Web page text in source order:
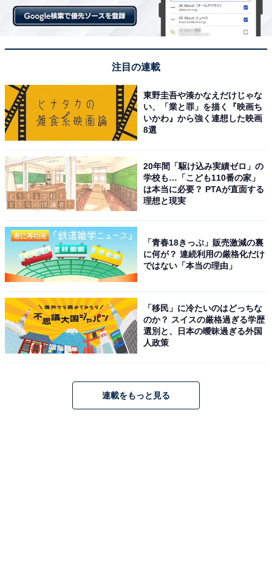
った。
アクセス・料金情報は？ 泊まれる？
所在地：香川県観音寺市有明町6-6
アクセス：JR観音寺駅からタクシーで約5分。車の場
合、高松・岡山方面からはさぬき豊中ICより約14分、松
注目の連載
東野圭吾や湊かなえだけじゃな
い、「業と罪」を描く『映画ち
いかわ』から強く連想した映画
8選
20年間「駆け込み実績ゼロ」の
学校も…「こども110番の家」
は本当に必要？ PTAが直面する
理想と現実
「青春18きっぷ」販売激減の裏
に何が？ 連続利用の厳格化だけ
ではない「本当の理由」
「移民」に冷たいのはどっちな
のか？ スイスの厳格過ぎる学歴
選別と、日本の曖昧過ぎる外国
人政策
連載をもっと見る